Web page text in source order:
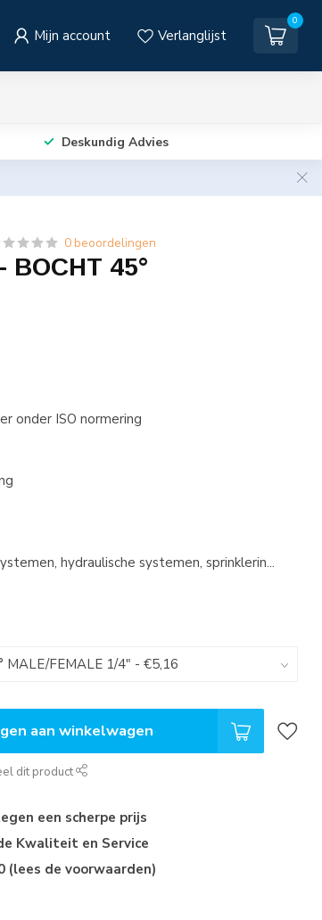
Mijn account Verlanglijst
0
Deskundig Advies
0 beoordelingen
BOCHT 45°
onder ISO normering
hydraulische systemen, sprinklerin...
aan winkelwagen
dit product
een scherpe prijs
Kwaliteit en Service
(lees de voorwaarden)